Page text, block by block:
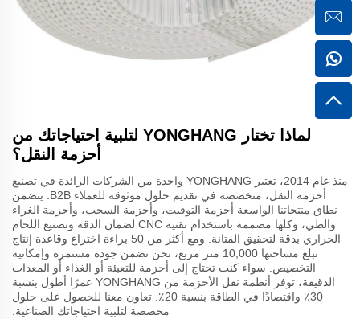
لماذا تختار YONGHANG لتلبية احتياجاتك من
أحزمة النقل؟
منذ عام 2014، تعتبر YONGHANG واحدة من الشركات الرائدة في تصنيع
أحزمة النقل، متخصصة في تقديم حلول موثوقة للعملاء B2B. يتضمن
نطاق منتجاتنا الواسعة أحزمة التوقيت، وأحزمة السحب، وأحزمة الغراء
والطي، وكلها مصممة باستخدام تقنية CNC لضمان الدقة وتصنيع اللحام
الحراري بدقة لتحقيق المتانة. ومع أكثر من 50 براءة اختراع وقاعدة إنتاج
تبلغ مساحتها 10,000 متر مربع، نحن نضمن جودة مستمرة وإمكانية
التخصيص. سواء كنت تحتاج إلى أحزمة للتعبئة أو الغذاء أو المعدات
الدقيقة، توفر أنظمة نقل الأحزمة من YONGHANG عمرًا أطول بنسبة
30٪ واقتصادًا في الطاقة بنسبة 20٪. تعاون معنا للحصول على حلول
مخصصة لتلبية احتياجاتك الصناعية.